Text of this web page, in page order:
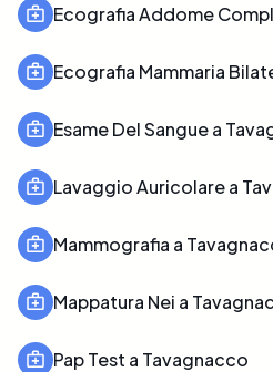
Ecografia Addome
Ecografia Mammaria
Esame Del Sangue a
Lavaggio Auricolare a
Mammografia a
Mappatura Nei a
Pap Test a Tavagnacco